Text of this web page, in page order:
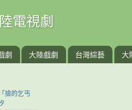
電視劇
劇 大陸戲劇 台灣綜藝 大
撿的乞丐